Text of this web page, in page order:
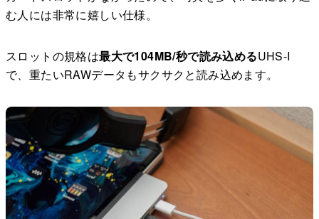
む人には非常に嬉しい仕様。
スロットの規格は最大で104MB/秒で読み込めるUHS-I
で、重たいRAWデータもサクサクと読み込めます。